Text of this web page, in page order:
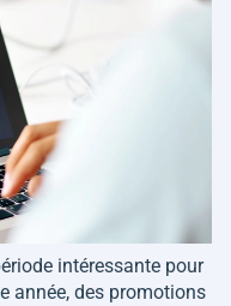
intéressante pour
année, des promotions